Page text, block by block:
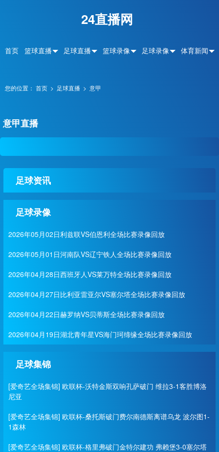
24直播网
首页 篮球直播 足球直播 篮球录像 足球录像 体育新闻
您的位置： 首页 > 足球直播 > 意甲
意甲直播
足球资讯
足球录像
2026年05月02日利兹联VS伯恩利全场比赛录像回放
2026年05月01日河南队VS辽宁铁人全场比赛录像回放
2026年04月28日西班牙人VS莱万特全场比赛录像回放
2026年04月27日比利亚雷亚尔VS塞尔塔全场比赛录像回放
2026年04月22日赫罗纳VS贝蒂斯全场比赛录像回放
2026年04月19日湖北青年星VS海门珂缔缘全场比赛录像回放
足球集锦
[爱奇艺全场集锦] 欧联杯-沃特金斯双响孔萨破门 维拉3-1客胜博洛
尼亚
[爱奇艺全场集锦] 欧联杯-桑托斯破门费尔南德斯离谱乌龙 波尔图1-
1森林
[爱奇艺全场集锦] 欧联杯-格里弗破门金特尔建功 弗赖堡3-0塞尔塔